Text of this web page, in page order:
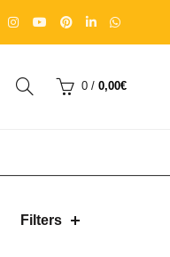
0 / 0,00€
Filters